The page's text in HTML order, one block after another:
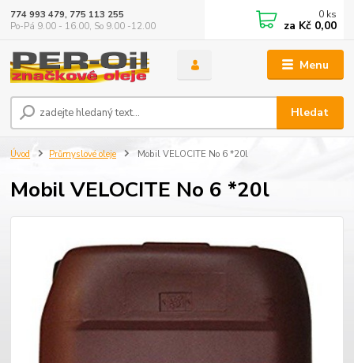
Menu
Hledat
774 993 479, 775 113 255
Po-Pá 9.00 - 16.00, So 9.00 -12.00
0 ks
za Kč 0,00
Úvod Průmyslové oleje Mobil VELOCITE No 6 *20l
Mobil VELOCITE No 6 *20l